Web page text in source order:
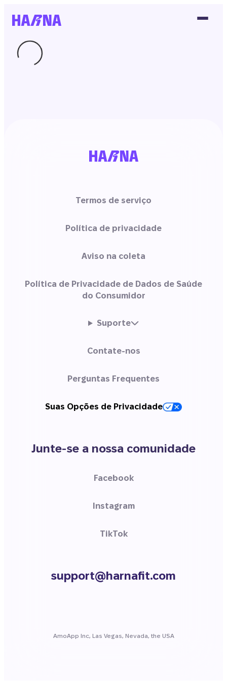
Termos de serviço
Política de privacidade
Aviso na coleta
Política de Privacidade de Dados de Saúde
do Consumidor
Suporte
Contate-nos
Perguntas Frequentes
Suas Opções de Privacidade
Junte-se a nossa comunidade
Facebook
Instagram
TikTok
support@harnafit.com
AmoApp Inc, Las Vegas, Nevada, the USA